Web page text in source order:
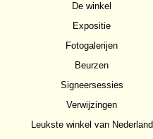
De winkel
Expositie
Fotogalerijen
Beurzen
Signeersessies
Verwijzingen
Leukste winkel van Nederland